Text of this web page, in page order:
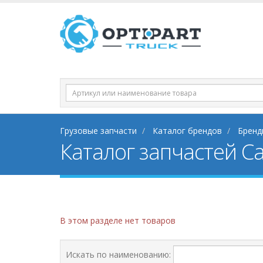
Грузовые запчасти Каталог брендов
Каталог запчастей
В этом разделе нет товаров
Искать по наименованию: